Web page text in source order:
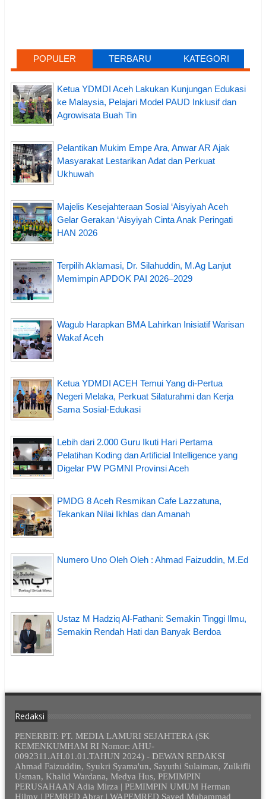
POPULER TERBARU KATEGORI
Ketua YDMDI Aceh Lakukan Kunjungan Edukasi
ke Malaysia, Pelajari Model PAUD Inklusif dan
Agrowisata Buah Tin
Pelantikan Mukim Empe Ara, Anwar AR Ajak
Masyarakat Lestarikan Adat dan Perkuat
Ukhuwah
Majelis Kesejahteraan Sosial ‘Aisyiyah Aceh
Gelar Gerakan ‘Aisyiyah Cinta Anak Peringati
HAN 2026
Terpilih Aklamasi, Dr. Silahuddin, M.Ag Lanjut
Memimpin APDOK PAI 2026–2029
Wagub Harapkan BMA Lahirkan Inisiatif Warisan
Wakaf Aceh
Ketua YDMDI ACEH Temui Yang di-Pertua
Negeri Melaka, Perkuat Silaturahmi dan Kerja
Sama Sosial-Edukasi
Lebih dari 2.000 Guru Ikuti Hari Pertama
Pelatihan Koding dan Artificial Intelligence yang
Digelar PW PGMNI Provinsi Aceh
PMDG 8 Aceh Resmikan Cafe Lazzatuna,
Tekankan Nilai Ikhlas dan Amanah
Numero Uno Oleh Oleh : Ahmad Faizuddin, M.Ed
Ustaz M Hadziq Al-Fathani: Semakin Tinggi Ilmu,
Semakin Rendah Hati dan Banyak Berdoa
Redaksi
PENERBIT: PT. MEDIA LAMURI SEJAHTERA (SK
KEMENKUMHAM RI Nomor: AHU-
0092311.AH.01.01.TAHUN 2024) - DEWAN REDAKSI
Ahmad Faizuddin, Syukri Syama'un, Sayuthi Sulaiman, Zulkifli
Usman, Khalid Wardana, Medya Hus, PEMIMPIN
PERUSAHAAN Adia Mirza | PEMIMPIN UMUM Herman
Hilmy | PEMRED Abrar | WAPEMRED Sayed Muhammad